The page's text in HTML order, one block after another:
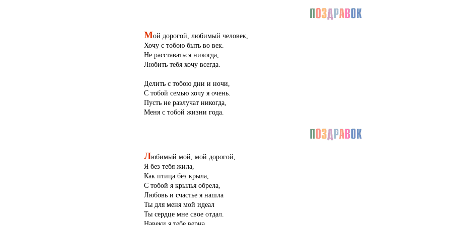
Мой дорогой, любимый человек,
Хочу с тобою быть во век.
Не расставаться никогда,
Любить тебя хочу всегда.
Делить с тобою дни и ночи,
С тобой семью хочу я очень.
Пусть не разлучат никогда,
Меня с тобой жизни года.
Любимый мой, мой дорогой,
Я без тебя жила,
Как птица без крыла,
С тобой я крылья обрела,
Любовь и счастье я нашла
Ты для меня мой идеал
Ты сердце мне свое отдал.
Навеки я тебе верна